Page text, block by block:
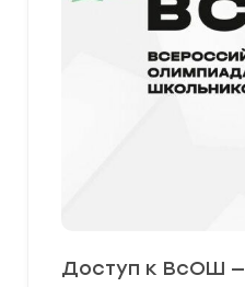
Доступ к ВсОШ —